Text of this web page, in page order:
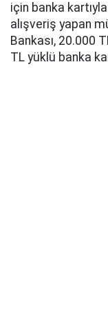
için banka
alışveriş yapan
Bankası, 20.000
TL yüklü banka